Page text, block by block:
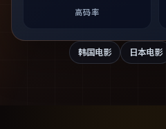
高码率
韩国电影 日本电影